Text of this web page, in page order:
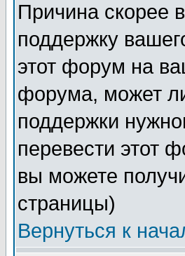
Причина скорее
поддержку
этот форум на
форума, может
поддержки
перевести этот
вы можете
страницы)
Вернуться к